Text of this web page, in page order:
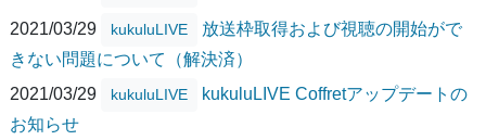
2021/03/29 kukuluLIVE
放送枠取得および視聴の開始がで
きない問題について（解決済）
2021/03/29
kukuluLIVE
kukuluLIVE Coffretアップデートの
お知らせ